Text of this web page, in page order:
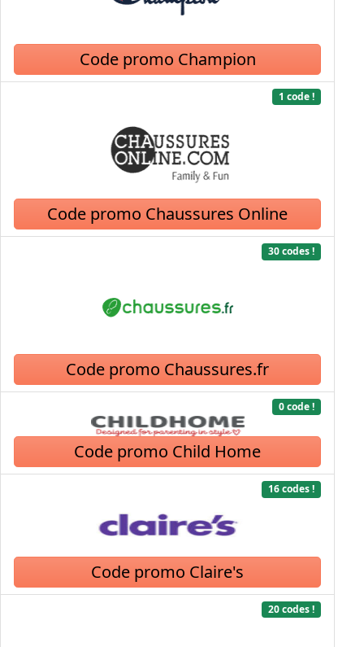
Code promo Champion
1 code !
Code promo Chaussures Online
30 codes !
Code promo Chaussures.fr
0 code !
Code promo Child Home
16 codes !
Code promo Claire's
20 codes !